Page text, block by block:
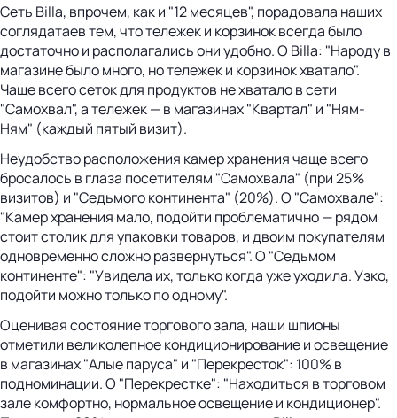
Сеть Billa, впрочем, как и "12 месяцев", порадовала наших
соглядатаев тем, что тележек и корзинок всегда было
достаточно и располагались они удобно. О Billa: "Народу в
магазине было много, но тележек и корзинок хватало".
Чаще всего сеток для продуктов не хватало в сети
"Самохвал", а тележек — в магазинах "Квартал" и "Ням-
Ням" (каждый пятый визит).
Неудобство расположения камер хранения чаще всего
бросалось в глаза посетителям "Самохвала" (при 25%
визитов) и "Седьмого континента" (20%). О "Самохвале":
"Камер хранения мало, подойти проблематично — рядом
стоит столик для упаковки товаров, и двоим покупателям
одновременно сложно развернуться". О "Седьмом
континенте": "Увидела их, только когда уже уходила. Узко,
подойти можно только по одному".
Оценивая состояние торгового зала, наши шпионы
отметили великолепное кондиционирование и освещение
в магазинах "Алые паруса" и "Перекресток": 100% в
подноминации. О "Перекрестке": "Находиться в торговом
зале комфортно, нормальное освещение и кондиционер".